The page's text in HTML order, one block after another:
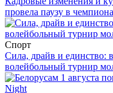
провела паузу в
Спорт
Сила, драйв и единство:
волейбольный турнир